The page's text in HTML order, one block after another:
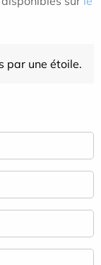
par une étoile.